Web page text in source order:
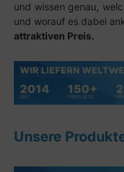
und wissen genau,
und worauf es dabei
attraktiven Preis.
Unsere